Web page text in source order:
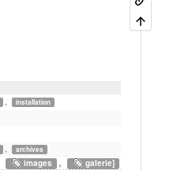
, installation
archives
images , galerie]